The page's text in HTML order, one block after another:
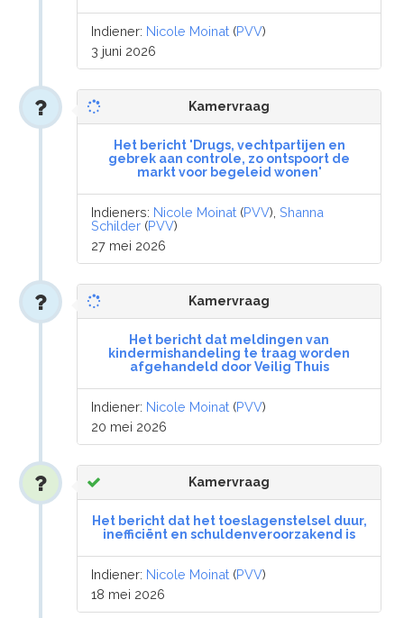
Indiener: Nicole Moinat (PVV)
3 juni 2026
Kamervraag
Het bericht 'Drugs, vechtpartijen en
gebrek aan controle, zo ontspoort de
markt voor begeleid wonen'
Indieners: Nicole Moinat (PVV),Shanna
Schilder (PVV)
27 mei 2026
Kamervraag
Het bericht dat meldingen van
kindermishandeling te traag worden
afgehandeld door Veilig Thuis
Indiener: Nicole Moinat (PVV)
20 mei 2026
Kamervraag
Het bericht dat het toeslagenstelsel duur,
inefficiënt en schuldenveroorzakend is
Indiener: Nicole Moinat (PVV)
18 mei 2026